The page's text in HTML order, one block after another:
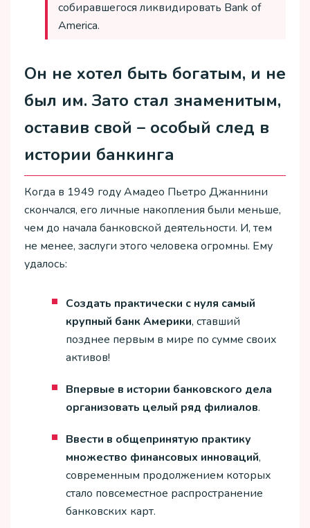
собиравшегося ликвидировать Bank of
America.
Он не хотел быть богатым, и не
был им. Зато стал знаменитым,
оставив свой – особый след в
истории банкинга
Когда в 1949 году Амадео Пьетро Джаннини
скончался, его личные накопления были меньше,
чем до начала банковской деятельности. И, тем
не менее, заслуги этого человека огромны. Ему
удалось:
Создать практически с нуля самый
крупный банк Америки, ставший
позднее первым в мире по сумме своих
активов!
Впервые в истории банковского дела
организовать целый ряд филиалов.
Ввести в общепринятую практику
множество финансовых инноваций,
современным продолжением которых
стало повсеместное распространение
банковских карт.